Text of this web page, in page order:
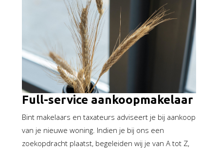
Full-service aankoopmakelaar
Bint makelaars en taxateurs adviseert je bij aankoop
van je nieuwe woning. Indien je bij ons een
zoekopdracht plaatst, begeleiden wij je van A tot Z,